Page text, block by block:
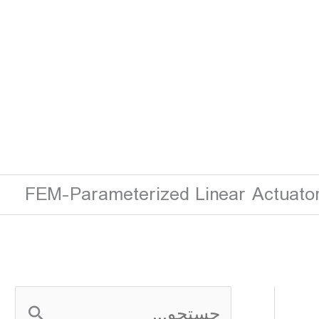
FEM-Parameterized Linear